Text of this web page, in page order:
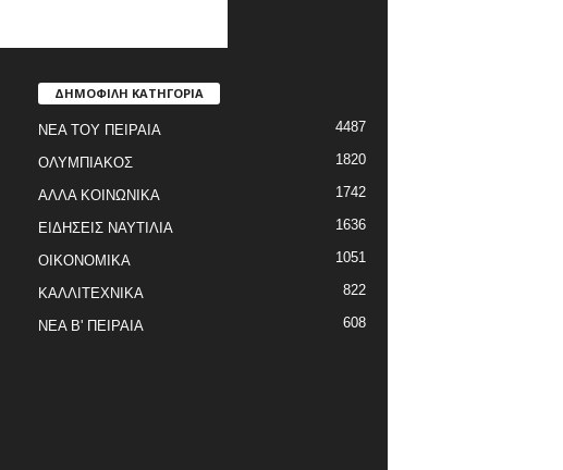
ΔΗΜΟΦΙΛΗ ΚΑΤΗΓΟΡΙΑ
ΝΕΑ ΤΟΥ ΠΕΙΡΑΙΑ 4487
ΟΛΥΜΠΙΑΚΟΣ 1820
ΑΛΛΑ ΚΟΙΝΩΝΙΚΑ 1742
ΕΙΔΗΣΕΙΣ ΝΑΥΤΙΛΙΑ 1636
ΟΙΚΟΝΟΜΙΚΑ 1051
ΚΑΛΛΙΤΕΧΝΙΚΑ 822
ΝΕΑ Β' ΠΕΙΡΑΙΑ 608